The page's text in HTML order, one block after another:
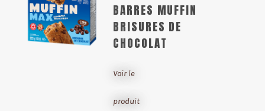
BARRES MUFFIN
BRISURES DE
CHOCOLAT
Voir le
produit